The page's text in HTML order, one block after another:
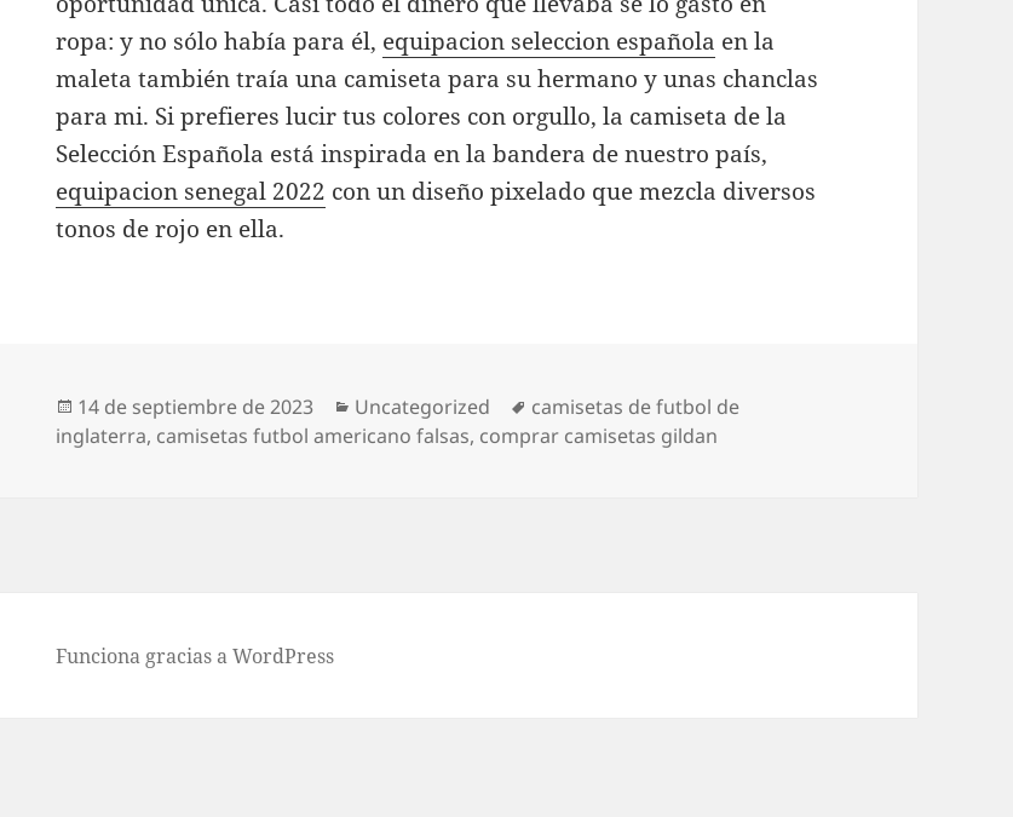
ropa: y no sólo había para él, equipacion seleccion española en la
maleta también traía una camiseta para su hermano y unas chanclas
para mi. Si prefieres lucir tus colores con orgullo, la camiseta de la
Selección Española está inspirada en la bandera de nuestro país,
equipacion senegal 2022 con un diseño pixelado que mezcla diversos
tonos de rojo en ella.
Publicado
el
14 de septiembre de 2023 Categorías
Uncategorized Etiquetas
camisetas de futbol de
inglaterra, camisetas futbol americano falsas, comprar camisetas gildan
Funciona gracias a WordPress